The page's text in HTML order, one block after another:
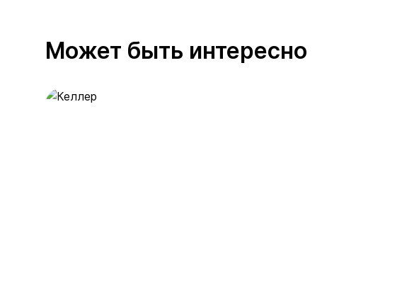
Может быть интересно